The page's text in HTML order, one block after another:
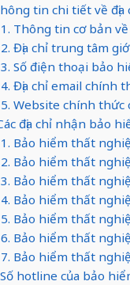
tin chi tiết về
1. Thông tin cơ bản
2. Địa chỉ trung tâm
3. Số điện thoại bảo
4. Địa chỉ email chính
5. Website chính
địa chỉ nhận bảo
1. Bảo hiểm thất
2. Bảo hiểm thất
3. Bảo hiểm thất
4. Bảo hiểm thất
5. Bảo hiểm thất
6. Bảo hiểm thất
7. Bảo hiểm thất
hotline của bảo